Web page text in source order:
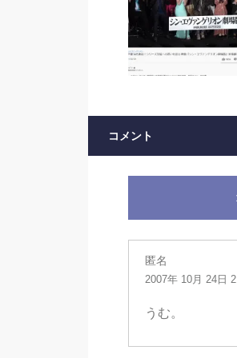
コメント
匿名
2007年 10月 24日
うむ。